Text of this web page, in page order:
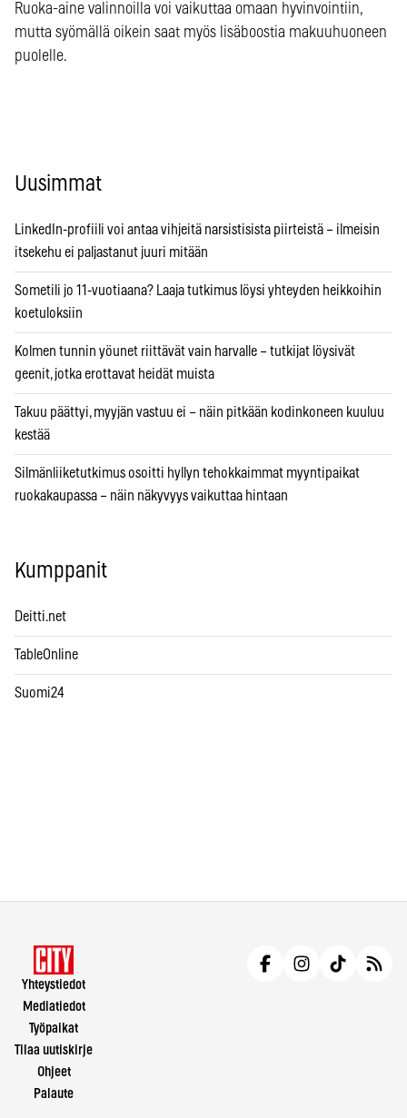
Ruoka-aine valinnoilla voi vaikuttaa omaan hyvinvointiin,
mutta syömällä oikein saat myös lisäboostia makuuhuoneen
puolelle.
Uusimmat
LinkedIn-profiili voi antaa vihjeitä narsistisista piirteistä – ilmeisin
itsekehu ei paljastanut juuri mitään
Sometili jo 11-vuotiaana? Laaja tutkimus löysi yhteyden heikkoihin
koetuloksiin
Kolmen tunnin yöunet riittävät vain harvalle – tutkijat löysivät
geenit, jotka erottavat heidät muista
Takuu päättyi, myyjän vastuu ei – näin pitkään kodinkoneen kuuluu
kestää
Silmänliiketutkimus osoitti hyllyn tehokkaimmat myyntipaikat
ruokakaupassa – näin näkyvyys vaikuttaa hintaan
Kumppanit
Deitti.net
TableOnline
Suomi24
Yhteystiedot
Mediatiedot
Työpaikat
Tilaa uutiskirje
Ohjeet
Palaute